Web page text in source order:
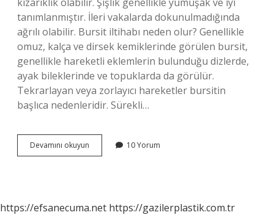
tanımlanmıştır. İleri vakalarda dokunulmadığında
ağrılı olabilir. Bursit iltihabı neden olur? Genellikle
omuz, kalça ve dirsek kemiklerinde görülen bursit,
genellikle hareketli eklemlerin bulunduğu dizlerde,
ayak bileklerinde ve topuklarda da görülür.
Tekrarlayan veya zorlayıcı hareketler bursitin
başlıca nedenleridir. Sürekli…
Devamını okuyun
Bulgu
10 Yorum
https://efsanecuma.net https://gazilerplastik.com.tr